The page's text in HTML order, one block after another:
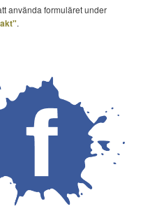
använda formuläret under
.